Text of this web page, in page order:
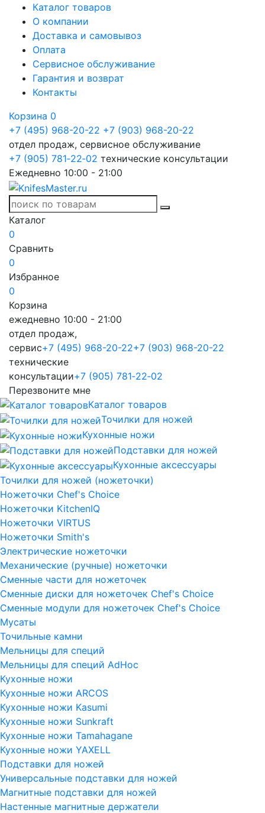
Каталог товаров
О компании
Доставка и самовывоз
Оплата
Сервисное обслуживание
Гарантия и возврат
Контакты
Корзина 0
+7 (495) 968-20-22 +7 (903) 968-20-22
отдел продаж, сервисное обслуживание
+7 (905) 781‑22‑02 технические консультации
Ежедневно 10:00 - 21:00
Каталог
0
Сравнить
0
Избранное
0
Корзина
ежедневно 10:00 - 21:00
отдел продаж,
сервис+7 (495) 968-20-22+7 (903) 968-20-22
технические
консультации+7 (905) 781‑22‑02
Перезвоните мне
Каталог товаров
Точилки для ножей
Кухонные ножи
Подставки для ножей
Кухонные аксессуары
Точилки для ножей (ножеточки)
Ножеточки Chef's Choice
Ножеточки KitchenIQ
Ножеточки VIRTUS
Ножеточки Smith's
Электрические ножеточки
Механические (ручные) ножеточки
Сменные части для ножеточек
Сменные диски для ножеточек Chef's Choice
Сменные модули для ножеточек Chef's Choice
Мусаты
Точильные камни
Мельницы для специй
Мельницы для специй AdHoc
Кухонные ножи
Кухонные ножи ARCOS
Кухонные ножи Kasumi
Кухонные ножи Sunkraft
Кухонные ножи Tamahagane
Кухонные ножи YAXELL
Подставки для ножей
Универсальные подставки для ножей
Магнитные подставки для ножей
Настенные магнитные держатели